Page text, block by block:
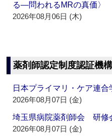
る―問われるMRの真価〉
2026年08月06日 (木)
薬剤師認定制度認証機
日本プライマリ・ケア連
2026年08月07日 (金)
埼玉県病院薬剤師会 研
2026年08月07日 (金)